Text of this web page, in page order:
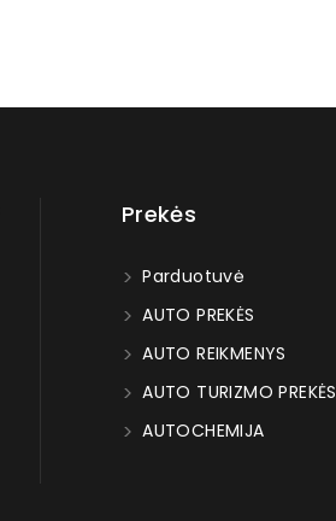
Prekės
Parduotuvė
AUTO PREKĖS
AUTO REIKMENYS
AUTO TURIZMO PREKĖS
AUTOCHEMIJA